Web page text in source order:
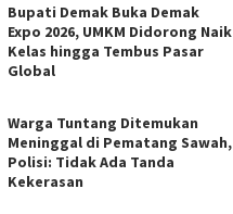
Bupati Demak Buka Demak
Expo 2026, UMKM Didorong Naik
Kelas hingga Tembus Pasar
Global
Warga Tuntang Ditemukan
Meninggal di Pematang Sawah,
Polisi: Tidak Ada Tanda
Kekerasan